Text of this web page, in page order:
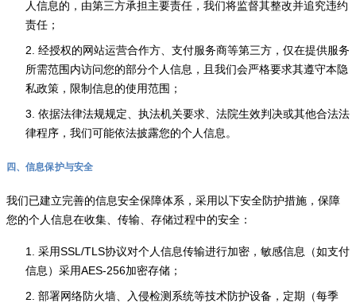
人信息的，由第三方承担主要责任，我们将监督其整改并追究违约
责任；
2. 经授权的网站运营合作方、支付服务商等第三方，仅在提供服务
所需范围内访问您的部分个人信息，且我们会严格要求其遵守本隐
私政策，限制信息的使用范围；
3. 依据法律法规规定、执法机关要求、法院生效判决或其他合法法
律程序，我们可能依法披露您的个人信息。
四、信息保护与安全
我们已建立完善的信息安全保障体系，采用以下安全防护措施，保障
您的个人信息在收集、传输、存储过程中的安全：
1. 采用SSL/TLS协议对个人信息传输进行加密，敏感信息（如支付
信息）采用AES-256加密存储；
2. 部署网络防火墙、入侵检测系统等技术防护设备，定期（每季